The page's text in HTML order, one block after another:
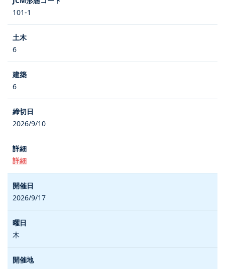
101-1
6
6
2026/9/10
詳細
2026/9/17
木